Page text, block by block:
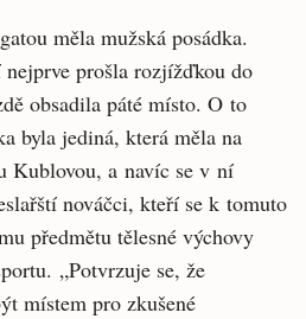
měla mužská posádka.
prošla rozjížďkou do
obsadila páté místo. O to
byla jediná, která měla na
Kublovou, a navíc se v ní
nováčci, kteří se k tomuto
předmětu tělesné výchovy
„Potvrzuje se, že
místem pro zkušené